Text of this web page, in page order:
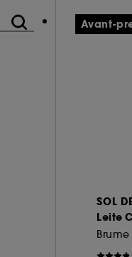
SOL
Leite
Avant-